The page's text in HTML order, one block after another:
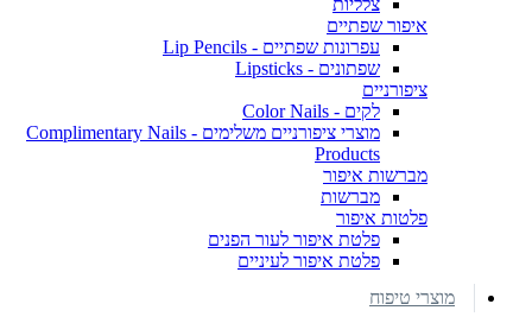
צלליות
איפור שפתיים
עפרונות שפתיים - Lip Pencils
שפתונים - Lipsticks
ציפורניים
לקים - Color Nails
מוצרי ציפורניים משלימים - Complimentary Nails
Products
מברשות איפור
מברשות
פלטות איפור
פלטת איפור לעור הפנים
פלטת איפור לעיניים
מוצרי טיפוח